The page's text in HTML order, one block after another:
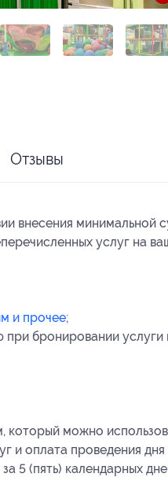
Отзывы
внесения минимальной
услуг на
и прочее;
бронировании услуги
который можно
и оплата проведения дня
5 (пять) календарных